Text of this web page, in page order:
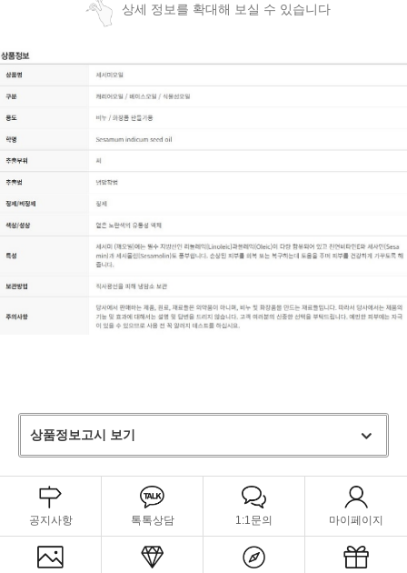
상세 정보를 확대해 보실 수 있습니다
상품정보고시 보기
공지사항 톡톡상담 1:1문의 마이페이지